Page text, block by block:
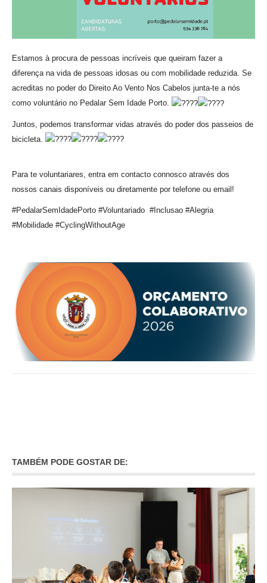
CONSTITUIÇÃO
PRESIDENTE
EXECUTIVO E PELOUROS
ASSEMBLEIA DE FREGUESIA
GRAVAÇÕES DAS REUNIÕES PÚBLICAS DO EXECUTIVO
EDITAIS
REGULAMENTOS E TAXAS
INVENTÁRIO
RECRUTAMENTO PESSOAL
CÓDIGO DE CONDUTA
ORÇAMENTO COLABORATIVO
FUNDO DE APOIO AO ASSOCIATIVISMO
SUBVENÇÕES PÚBLICAS
EMPREGO (GIP)
APOIO AOS DESEMPREGADOS
Estamos à procura de pessoas incríveis que queiram fazer a
diferença na vida de pessoas idosas ou com mobilidade reduzida. Se
acreditas no poder do Direito Ao Vento Nos Cabelos junta-te a nós
como voluntário no Pedalar Sem Idade Porto.
Juntos, podemos transformar vidas através do poder dos passeios de
bicicleta.
Para te voluntariares, entra em contacto connosco através dos
nossos canais disponíveis ou diretamente por telefone ou email!
#PedalarSemIdadePorto #Voluntariado #Inclusao #Alegria
#Mobilidade #CyclingWithoutAge
TAMBÉM PODE GOSTAR DE: